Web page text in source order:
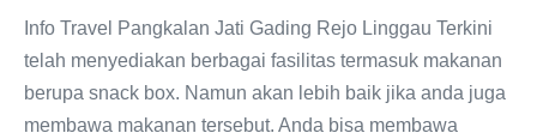
Info Travel Pangkalan Jati Gading Rejo Linggau Terkini
telah menyediakan berbagai fasilitas termasuk makanan
berupa snack box. Namun akan lebih baik jika anda juga
membawa makanan tersebut. Anda bisa membawa